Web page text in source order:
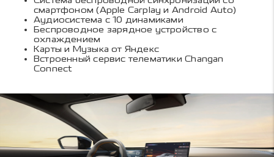
смартфоном (Apple Carplay и Android Auto)
Аудиосистема с 10 динамиками
Беспроводное зарядное устройство с
охлаждением
Карты и Музыка от Яндекс
Встроенный сервис телематики Changan
Connect